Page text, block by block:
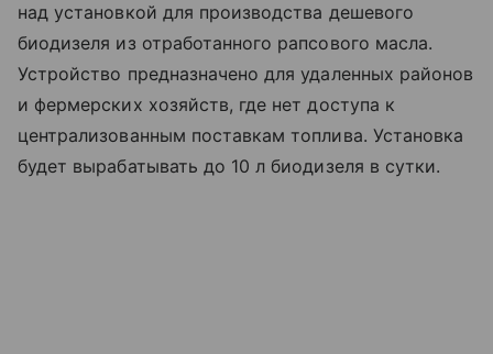
над установкой для производства дешевого
биодизеля из отработанного рапсового масла.
Устройство предназначено для удаленных районов
и фермерских хозяйств, где нет доступа к
централизованным поставкам топлива. Установка
будет вырабатывать до 10 л биодизеля в сутки.